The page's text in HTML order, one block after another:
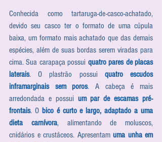
Conhecida como tartaruga-de-casco-achatado,
devido seu casco ter o formato de uma cúpula
baixa, um formato mais achatado que das demais
espécies, além de suas bordas serem viradas para
cima. Sua carapaça possui quatro pares de placas
laterais. O plastrão possui quatro escudos
inframarginais sem poros. A cabeça é mais
arredondada e possui um par de escamas pré-
frontais. O bico é curto e largo, adaptado a uma
dieta carnívora, alimentando de moluscos,
cnidários e crustáceos. Apresentam uma unha em